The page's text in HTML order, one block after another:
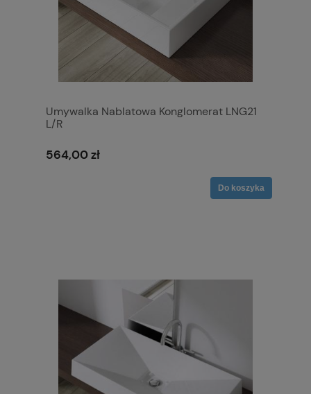
Umywalka Nablatowa Konglomerat LNG21
L/R
564,00 zł
Do koszyka